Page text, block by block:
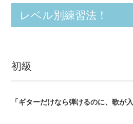
レベル別練習法！
初級
「ギターだけなら弾けるのに、歌が